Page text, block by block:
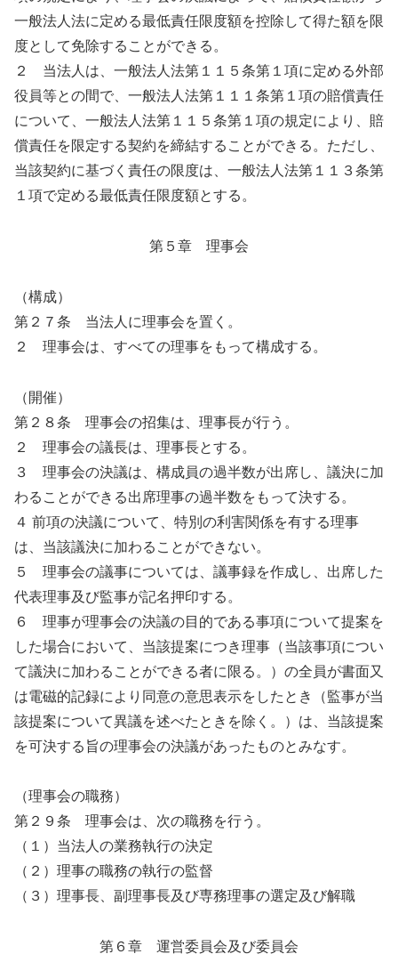
一般法人法に定める最低責任限度額を控除して得た額を限
度として免除することができる。
２ 当法人は、一般法人法第１１５条第１項に定める外部
役員等との間で、一般法人法第１１１条第１項の賠償責任
について、一般法人法第１１５条第１項の規定により、賠
償責任を限定する契約を締結することができる。ただし、
当該契約に基づく責任の限度は、一般法人法第１１３条第
１項で定める最低責任限度額とする。
第５章 理事会
（構成）
第２７条 当法人に理事会を置く。
２ 理事会は、すべての理事をもって構成する。
（開催）
第２８条 理事会の招集は、理事長が行う。
２ 理事会の議長は、理事長とする。
３ 理事会の決議は、構成員の過半数が出席し、議決に加
わることができる出席理事の過半数をもって決する。
４ 前項の決議について、特別の利害関係を有する理事
は、当該議決に加わることができない。
５ 理事会の議事については、議事録を作成し、出席した
代表理事及び監事が記名押印する。
６ 理事が理事会の決議の目的である事項について提案を
した場合において、当該提案につき理事（当該事項につい
て議決に加わることができる者に限る。）の全員が書面又
は電磁的記録により同意の意思表示をしたとき（監事が当
該提案について異議を述べたときを除く。）は、当該提案
を可決する旨の理事会の決議があったものとみなす。
（理事会の職務）
第２９条 理事会は、次の職務を行う。
（１）当法人の業務執行の決定
（２）理事の職務の執行の監督
（３）理事長、副理事長及び専務理事の選定及び解職
第６章 運営委員会及び委員会